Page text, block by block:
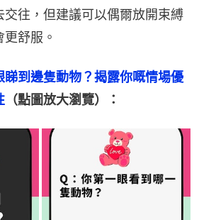
往，但建議可以偶爾放開束縛
舒服。
睇到邊隻動物？揭露你嘅情場優
（點圖放大瀏覽）：